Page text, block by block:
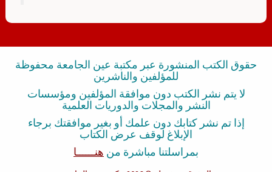
حقوق الكتب المنشورة عبر مكتبة عين الجامعة محفوظة
للمؤلفين والناشرين
لا يتم نشر الكتب دون موافقة المؤلفين ومؤسسات
النشر والمجلات والدوريات العلمية
إذا تم نشر كتابك دون علمك أو بغير موافقتك برجاء
الإبلاغ لوقف عرض الكتاب
بمراسلتنا مباشرة من هنــــــا